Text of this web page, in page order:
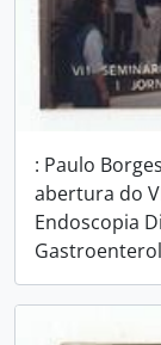
: Paulo
abertura do
Endoscopia